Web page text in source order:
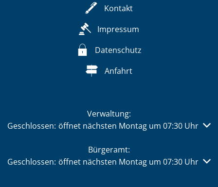
Kontakt
Impressum
Datenschutz
Anfahrt
Verwaltung:
Klicken, um weitere Öffnungs- oder Schließzeiten
Geschlossen: öffnet nächsten Montag um 07:30 Uhr
Bürgeramt:
Klicken, um weitere Öffnungs- oder Schließzeiten
Geschlossen: öffnet nächsten Montag um 07:30 Uhr